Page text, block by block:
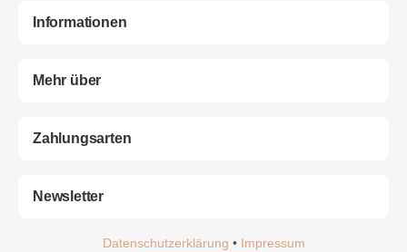
Informationen
Mehr über
Zahlungsarten
Newsletter
Datenschutzerklärung • Impressum